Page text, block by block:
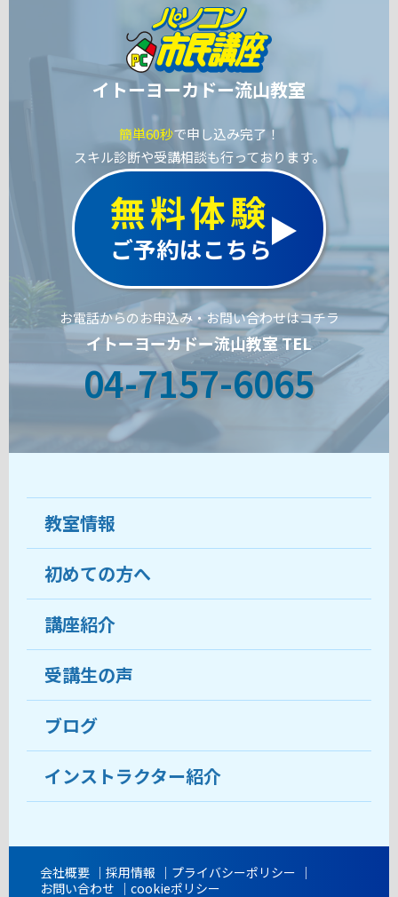
イトーヨーカドー流山教室
簡単60秒で申し込み完了！
スキル診断や受講相談も行っております。
無料体験
ご予約はこちら
お電話からのお申込み・お問い合わせはコチラ
イトーヨーカドー流山教室 TEL
04-7157-6065
教室情報
教室について
受講生の声
おすすめ・人気の講座
目的から講座を探す
教室ブログ
初めての方へ
ココがおすすめ
料金
受講までの流れ
よくあるご質問
講座紹介
受講生の声
ブログ
インストラクター紹介
会社概要 採用情報
プライバシーポリシー
お問い合わせ
cookieポリシー